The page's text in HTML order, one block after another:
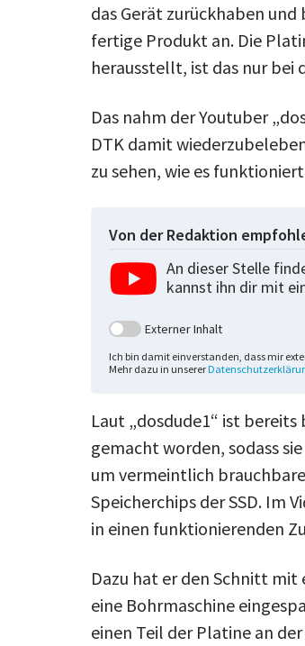
das Gerät zurückhaben
fertige Produkt an. Die
herausstellt, ist das nur bei
Das nahm der Youtuber
DTK damit
zu sehen, wie es
Von der Redaktion
An dieser Stelle
kannst ihn dir mit
Externer Inhalt
Ich bin damit einverstanden, dass mir
Mehr dazu in unserer
Laut „dosdude1“ ist
gemacht worden, sodass
um vermeintlich
Speicherchips der SSD. Im
in einen funktionierenden
Dazu hat er den Schnitt
eine Bohrmaschine
einen Teil der Platine an